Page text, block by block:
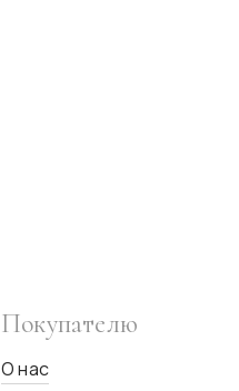
Покупателю
О нас